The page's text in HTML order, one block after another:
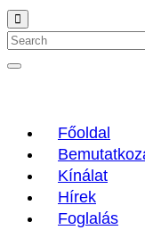
Search
Főoldal
Kínálat
Hírek
Foglalás